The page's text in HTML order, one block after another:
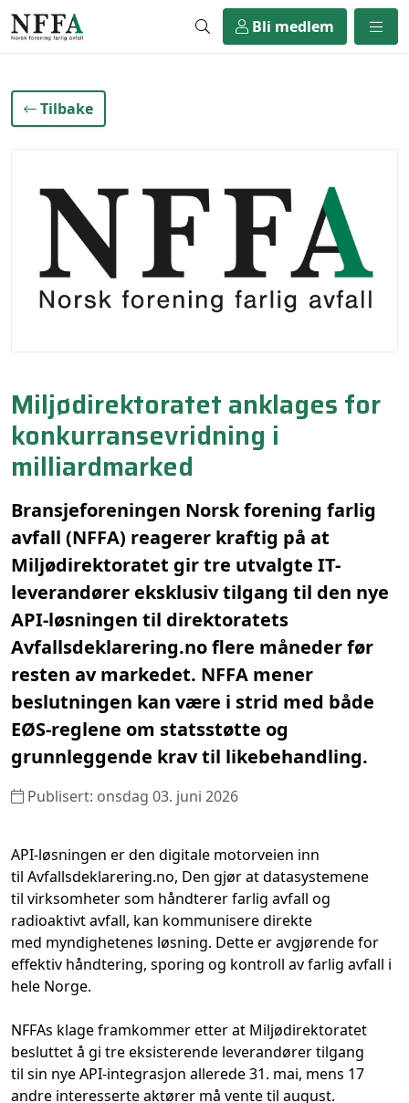
Bli medlem
Tilbake
Miljødirektoratet anklages for
konkurransevridning i
milliardmarked
Bransjeforeningen Norsk forening farlig
avfall (NFFA) reagerer kraftig på at
Miljødirektoratet gir tre utvalgte IT-
leverandører eksklusiv tilgang til den nye
API-løsningen til direktoratets
Avfallsdeklarering.no flere måneder før
resten av markedet. NFFA mener
beslutningen kan være i strid med både
EØS-reglene om statsstøtte og
grunnleggende krav til likebehandling.
Publisert: onsdag 03. juni 2026
API-løsningen er den digitale motorveien inn
til Avfallsdeklarering.no, Den gjør atdatasystemene
til virksomhetersom håndterer farlig avfall og
radioaktivt avfall, kan kommunisere direkte
med myndighetenes løsning. Dette eravgjørende for
effektiv håndtering, sporing og kontroll av farlig avfall i
hele Norge.
NFFAs klageframkommer etter at Miljødirektoratet
besluttet å gi tre eksisterende leverandører tilgang
til sin nyeAPI-integrasjon allerede 31. mai, mens 17
andre interesserte aktører må vente til august.